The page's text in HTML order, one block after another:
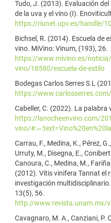
Tudo, J. (2013). Evaluación
de la uva y el vino (I).
https://riunet.upv.es/handle/
Bichsel, R. (2014). Escuela de
vino. MiVino: Vinum, (193), 26.
https://www.mivino.es/
vino/18580/escuela-de-estilo
Bodegas Carlos Serres S.L
https://
Cabeller, C. (2022). La
https://lanocheenvino.com/
vino/
Carrau, F., Medina, K., Pérez,
Urruty, M., Disegna, E.,
Canoura, C., Medina, M.,
(2012). Vitis vinifera Tannat el
investigación
13(5), 56.
http://www.revista.unam.mx/
Cavagnaro, M. A., Canziani, P.